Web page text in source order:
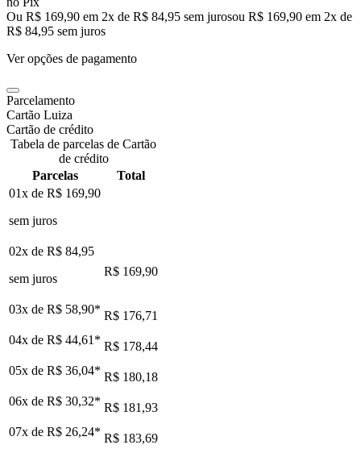
Ou R$ 169,90 em 2x de R$ 84,95 sem jurosou R$ 169,90 em 2x de
R$ 84,95 sem juros
Ver opções de pagamento
Parcelamento
Cartão Luiza
Cartão de crédito
Tabela de parcelas de Cartão
de crédito
Parcelas
Total
01x de R$ 169,90
sem juros
02x de R$ 84,95
sem juros
R$ 169,90
03x de R$ 58,90* R$ 176,71
04x de R$ 44,61 * R$ 178,44
05x de R$ 36,04* R$ 180,18
06x de R$ 30,32* R$ 181,93
07x de R$ 26,24* R$ 183,69